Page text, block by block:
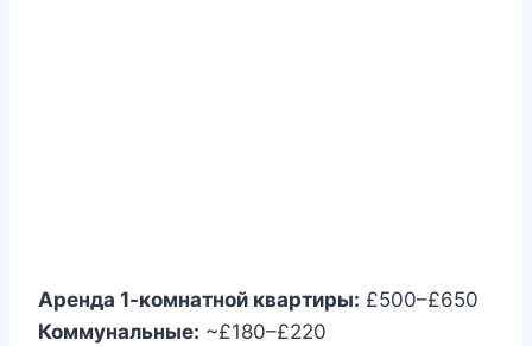
Аренда 1‑комнатной квартиры: £500–£650
Коммунальные: ~£180–£220